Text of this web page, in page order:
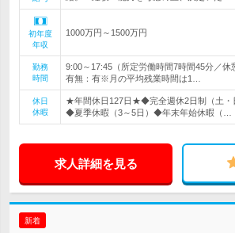
初年度
年収
1000万円～1500万円
勤務
時間
9:00～17:45（所定労働時間7時間45分／休
有無：有※月の平均残業時間は1…
休日
休暇
★年間休日127日★◆完全週休2日制（土
◆夏季休暇（3～5日）◆年末年始休暇（…
求人詳細を見る
新着